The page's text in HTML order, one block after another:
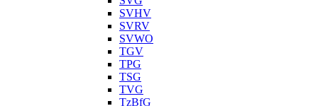
SVHV
SVRV
SVWO
TGV
TPG
TSG
TVG
TzBfG